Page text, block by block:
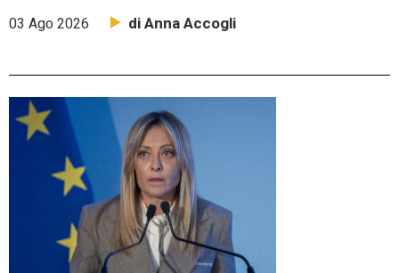
03 Ago 2026 di Anna Accogli